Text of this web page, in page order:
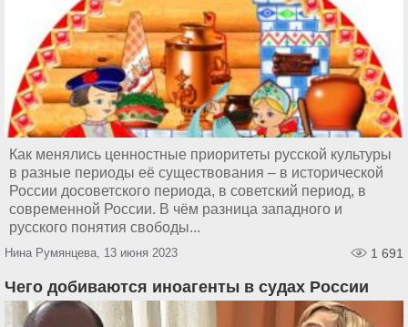
Как менялись ценностные приоритеты русской культуры
в разные периоды её существования – в исторической
России досоветского периода, в советский период, в
современной России. В чём разница западного и
русского понятия свободы...
Нина Румянцева, 13 июня 2023 1 691
Чего добиваются иноагенты в судах России